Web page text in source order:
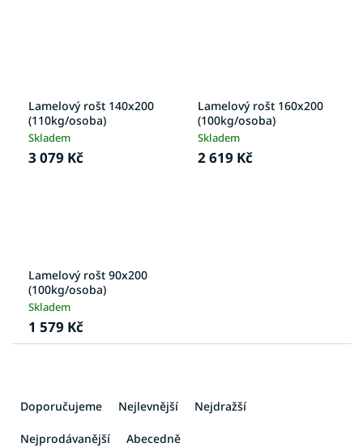
Lamelový rošt 140x200
(110kg/osoba)
Skladem
3 079 Kč
Lamelový rošt 160x200
(100kg/osoba)
Skladem
2 619 Kč
Lamelový rošt 90x200
(100kg/osoba)
Skladem
1 579 Kč
Doporučujeme Nejlevnější Nejdražší
Nejprodávanější Abecedně